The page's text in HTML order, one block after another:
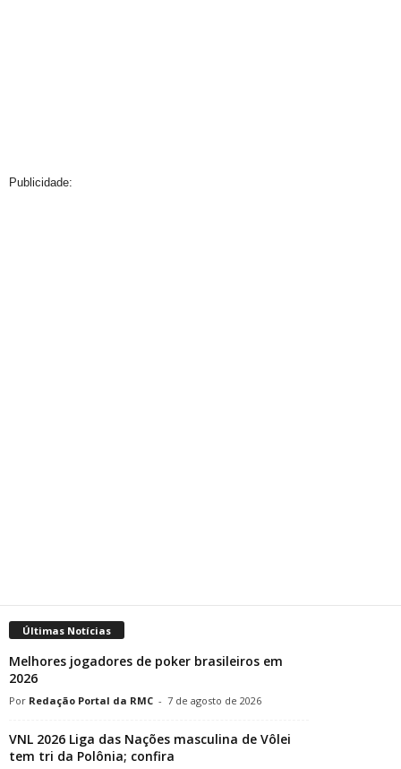
Publicidade:
Últimas Notícias
Melhores jogadores de poker brasileiros em
2026
Redação Portal da RMC - 7 de agosto de 2026
VNL 2026 Liga das Nações masculina de Vôlei
tem tri da Polônia; confira